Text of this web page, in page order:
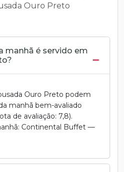
Ouro Preto
manhã é servido em
Ouro Preto podem
manhã bem-avaliado
de avaliação: 7,8).
Continental Buffet —